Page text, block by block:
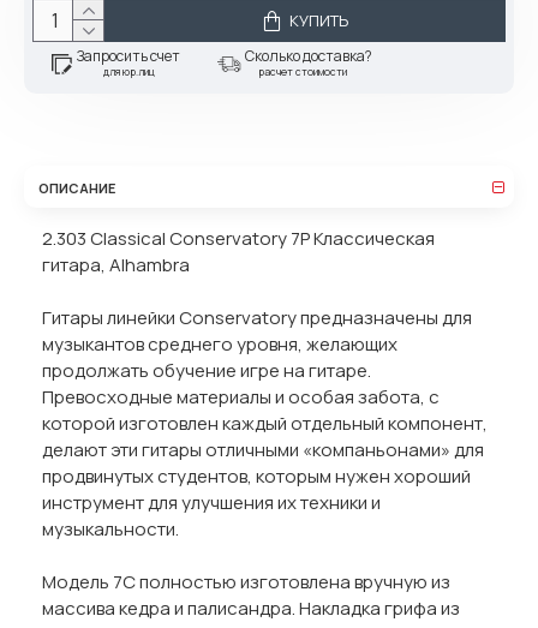
КУПИТЬ
Запросить счет
для юр.лиц
Сколько доставка?
расчет стоимости
ОПИСАНИЕ
2.303 Classical Conservatory 7P Классическая
гитара, Alhambra
Гитары линейки Conservatory предназначены для
музыкантов среднего уровня, желающих
продолжать обучение игре на гитаре.
Превосходные материалы и особая забота, с
которой изготовлен каждый отдельный компонент,
делают эти гитары отличными «компаньонами» для
продвинутых студентов, которым нужен хороший
инструмент для улучшения их техники и
музыкальности.
Модель 7C полностью изготовлена вручную из
массива кедра и палисандра. Накладка грифа из